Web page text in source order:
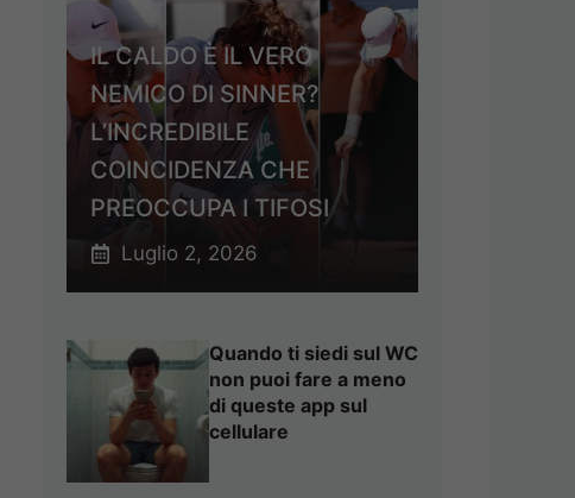
IL CALDO È IL VERO
NEMICO DI SINNER?
L’INCREDIBILE
COINCIDENZA CHE
PREOCCUPA I TIFOSI
Luglio 2, 2026
Quando ti siedi sul WC
non puoi fare a meno
di queste app sul
cellulare